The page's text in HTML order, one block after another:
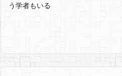
う学者もいる